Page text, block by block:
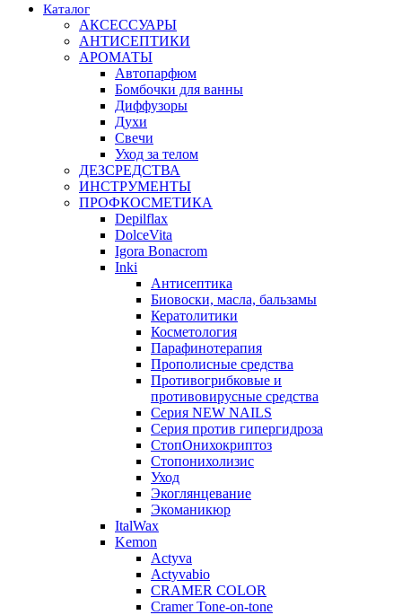
Каталог
АКСЕССУАРЫ
АНТИСЕПТИКИ
АРОМАТЫ
Автопарфюм
Бомбочки для ванны
Диффузоры
Духи
Свечи
Уход за телом
ДЕЗСРЕДСТВА
ИНСТРУМЕНТЫ
ПРОФКОСМЕТИКА
Depilflax
DolceVita
Igora Bonacrom
Inki
Антисептика
Биовоски, масла, бальзамы
Кератолитики
Косметология
Парафинотерапия
Прополисные средства
Противогрибковые и
противовирусные средства
Серия NEW NAILS
Серия против гипергидроза
СтопОнихокриптоз
Стопонихолизис
Уход
Экоглянцевание
Экоманикюр
ItalWax
Kemon
Actyva
Actyvabio
CRAMER COLOR
Cramer Tone-on-tone